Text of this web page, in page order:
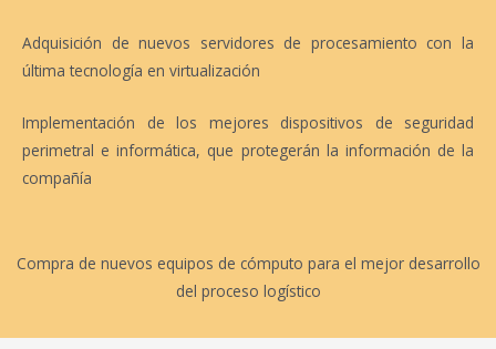
Adquisición de nuevos servidores de procesamiento con la
última tecnología en virtualización
Implementación de los mejores dispositivos de seguridad
perimetral e informática, que protegerán la información de la
compañía
Compra de nuevos equipos de cómputo para el mejor desarrollo
del proceso logístico